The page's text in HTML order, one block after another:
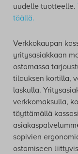
uudelle tuotteelle.
täällä.
Verkkokaupan
yritysasiakkaan
ostamassa
tilauksen kortilla,
laskulla.
verkkomaksulla,
täyttämällä
sopivien
ostamiseen